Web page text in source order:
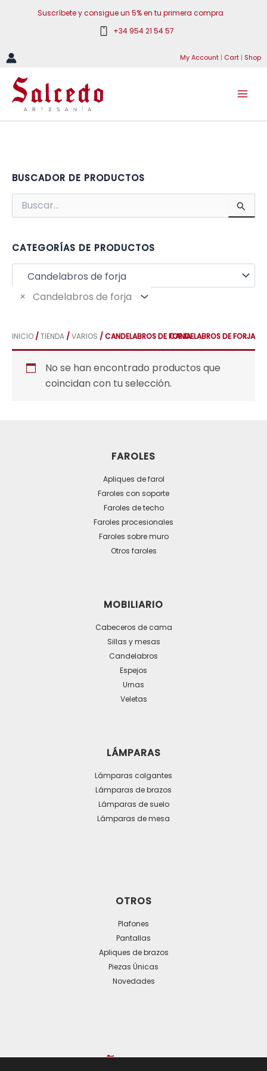
Suscríbete y consigue un 5% en tu primera compra
+34 954 21 54 57
My Account | Cart | Shop
BUSCADOR DE PRODUCTOS
a
CATEGORÍAS DE PRODUCTOS
× Candelabros de forja
INICIO /TIENDA /VARIOS / CANDELABROS DE FORJACANDELABROS DE FORJA
No se han encontrado productos que
coincidan con tu selección.
FAROLES
Apliques de farol
Faroles con soporte
Faroles de techo
Faroles procesionales
Faroles sobre muro
Otros faroles
MOBILIARIO
Cabeceros de cama
Sillas y mesas
Candelabros
Espejos
Urnas
Veletas
LÁMPARAS
Lámparas colgantes
Lámparas de brazos
Lámparas de suelo
Lámparas de mesa
OTROS
Plafones
Pantallas
Apliques de brazos
Piezas Únicas
Novedades